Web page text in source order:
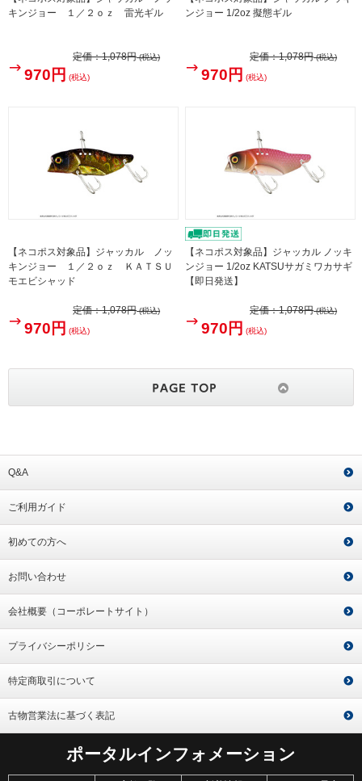
キンジョー １／２ｏｚ 雷光ギル
定価：1,078円(税込)
970円 (税込)
ンジョー 1/2oz 擬態ギル
定価：1,078円(税込)
970円 (税込)
【ネコポス対象品】ジャッカル ノッ
キンジョー １／２ｏｚ ＫＡＴＳＵ
モエビシャッド
定価：1,078円(税込)
970円 (税込)
【ネコポス対象品】ジャッカル ノッキ
ンジョー 1/2oz KATSUサガミワカサギ
【即日発送】
定価：1,078円(税込)
970円 (税込)
Q&A
ご利用ガイド
初めての方へ
お問い合わせ
会社概要（コーポレートサイト）
プライバシーポリシー
特定商取引について
古物営業法に基づく表記
ポータルインフォメーション